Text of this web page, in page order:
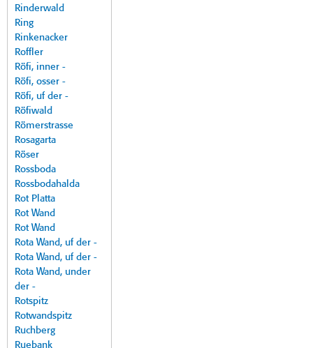
Rinderwald
Ring
Rinkenacker
Roffler
Röfi, inner -
Röfi, osser -
Röfi, uf der -
Röfiwald
Römerstrasse
Rosagarta
Röser
Rossboda
Rossbodahalda
Rot Platta
Rot Wand
Rot Wand
Rota Wand, uf der -
Rota Wand, uf der -
Rota Wand, under
der -
Rotspitz
Rotwandspitz
Ruchberg
Ruebank